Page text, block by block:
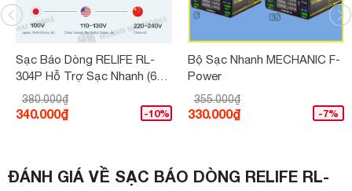
Sạc Báo Dòng RELIFE RL-
304P Hỗ Trợ Sạc Nhanh (6
Cổng)
380.000₫
340.000₫ -10%
Bộ Sạc Nhanh MECHANIC F-
Power
355.000₫
330.000₫ -7%
ĐÁNH GIÁ VỀ SẠC BÁO DÒNG RELIFE RL-